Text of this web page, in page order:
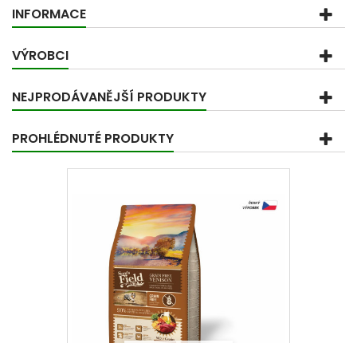
INFORMACE
VÝROBCI
NEJPRODÁVANĚJŠÍ PRODUKTY
PROHLÉDNUTÉ PRODUKTY